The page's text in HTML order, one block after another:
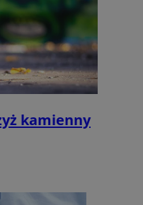
kamienny